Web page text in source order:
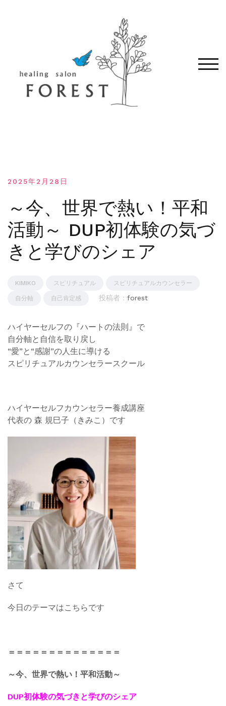
モバ
2025年2月28日
～今、世界で熱い！平和
活動～ DUP初体験の気づ
きと学びのシェア
KIMIKO スピリチュアル スピリチュアルカウンセラー
自分軸 自己肯定感 投稿者 : forest
ハイヤーセルフの『ハートの法則』で
自分軸と自信を取り戻し
“愛”と“感謝”の人生に導ける
スピリチュアルカウンセラースクール
ハイヤーセルフカウンセラー養成講座
代表の 森 規巳子（きみこ）です
さて
今日のテーマはこちらです
＝＝＝＝＝＝＝＝＝＝＝＝＝＝
～今、世界で熱い！平和活動～
DUP初体験の気づきと学びのシェア